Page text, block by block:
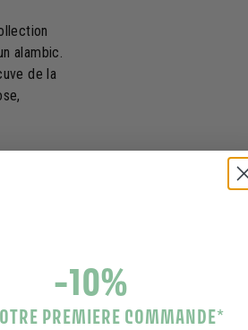
alambic.
de la
-10%
PREMIERE COMMANDE*